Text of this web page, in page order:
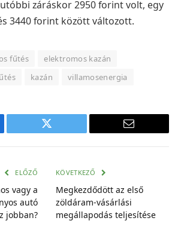
záráskor 2950 forint volt, egy
3440 forint között változott.
fűtés
elektromos kazán
kazán villamosenergia
Twitter
E-
ELŐZŐ
vagy a
autó
jobban?
KÖVETKEZŐ
Megkezdődött az első
zöldáram-vásárlási
megállapodás teljesítése